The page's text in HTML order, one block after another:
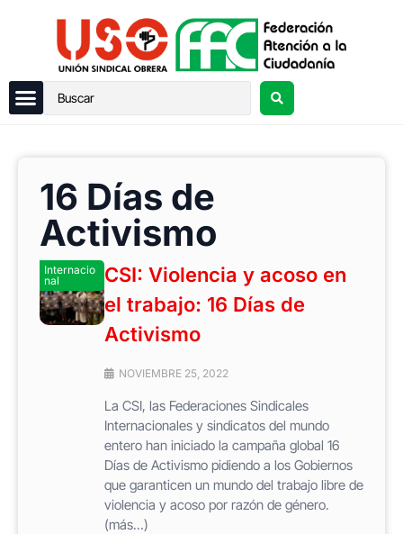
16 Días de
Activismo
Internacio
nal
CSI: Violencia y acoso en
el trabajo: 16 Días de
Activismo
NOVIEMBRE 25, 2022
La CSI, las Federaciones Sindicales
Internacionales y sindicatos del mundo
entero han iniciado la campaña global 16
Días de Activismo pidiendo a los Gobiernos
que garanticen un mundo del trabajo libre de
violencia y acoso por razón de género.
(más…)